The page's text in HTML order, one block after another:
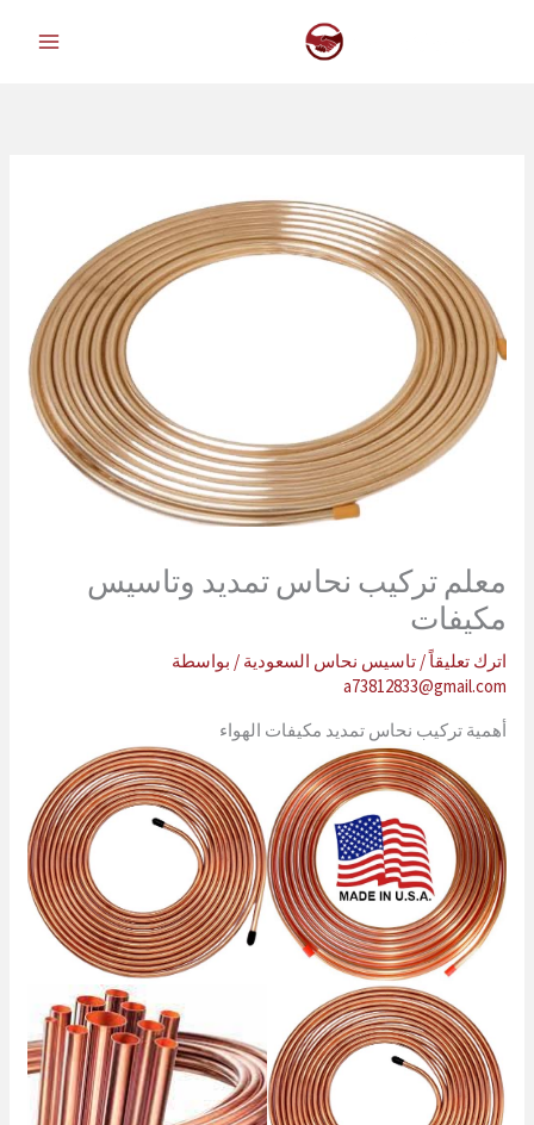
معلم تركيب نحاس تمديد وتاسيس
مكيفات
اترك تعليقاً/تاسيس نحاس السعودية / بواسطة
a73812833@gmail.com
أهمية تركيب نحاس تمديد مكيفات الهواء